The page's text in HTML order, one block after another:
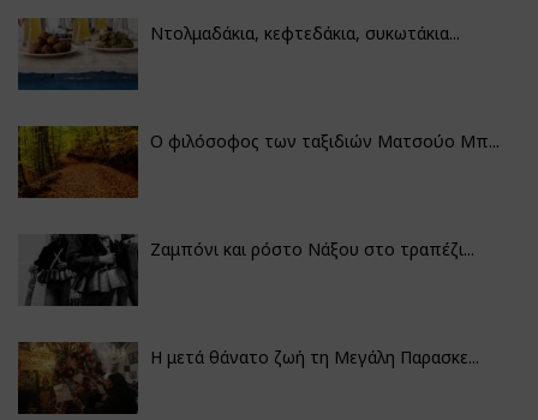
Ντολμαδάκια, κεφτεδάκια, συκωτάκια...
Ο φιλόσοφος των ταξιδιών Ματσούο Μπ...
Ζαμπόνι και ρόστο Νάξου στο τραπέζι...
Η μετά θάνατο ζωή τη Μεγάλη Παρασκε...